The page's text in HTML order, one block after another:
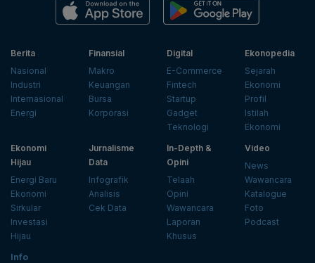
Berita
Nasional
Industri
Internasional
Energi
Finansial
Makro
Keuangan
Bursa
Korporasi
Digital
E-Commerce
Fintech
Startup
Gadget
Teknologi
Ekonopedia
Sejarah
Ekonomi
Profil
Istilah
Ekonomi
Ekonomi
Hijau
Energi Baru
Ekonomi
Sirkular
Investasi
Hijau
Jurnalisme
Data
Infografik
Analisis
Cek Data
In-Depth &
Opini
Telaah
Opini
Wawancara
Laporan
Khusus
Video
News
Wawancara
Katalogue
Foto
Podcast
Info